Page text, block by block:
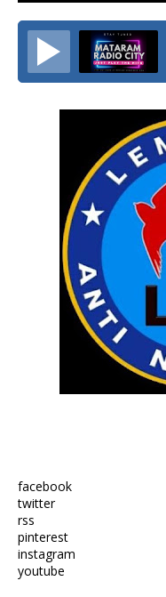
facebook
twitter
rss
pinterest
instagram
youtube